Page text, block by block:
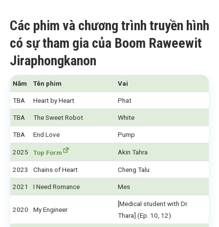
Các phim và chương trình truyền hình
có sự tham gia của Boom Raweewit
Jiraphongkanon
Năm Tên phim Vai
TBA Heart by Heart Phat
TBA The Sweet Robot White
TBA End Love Pump
2025 Top Form Akin Tahra
2023 Chains of Heart Cheng Talu
2021 I Need Romance Mes
2020 My Engineer
[Medical student with Dr.
Thara] (Ep. 10, 12)